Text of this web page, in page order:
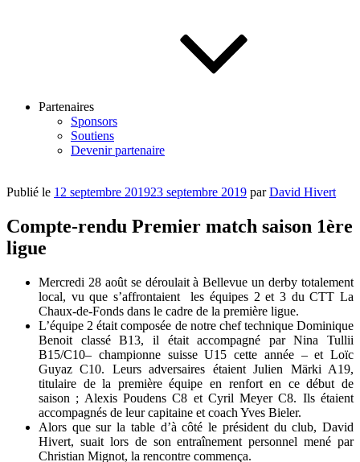
Partenaires
Sponsors
Soutiens
Devenir partenaire
Publié le 12 septembre 201923 septembre 2019 parDavid Hivert
Compte-rendu Premier match saison 1ère
ligue
Mercredi 28 août se déroulait à Bellevue un derby totalement
local, vu que s’affrontaient les équipes 2 et 3 du CTT La
Chaux-de-Fonds dans le cadre de la première ligue.
L’équipe 2 était composée de notre chef technique Dominique
Benoit classé B13, il était accompagné par Nina Tullii
B15/C10– championne suisse U15 cette année – et Loïc
Guyaz C10. Leurs adversaires étaient Julien Märki A19,
titulaire de la première équipe en renfort en ce début de
saison ; Alexis Poudens C8 et Cyril Meyer C8. Ils étaient
accompagnés de leur capitaine et coach Yves Bieler.
Alors que sur la table d’à côté le président du club, David
Hivert, suait lors de son entraînement personnel mené par
Christian Mignot, la rencontre commença.